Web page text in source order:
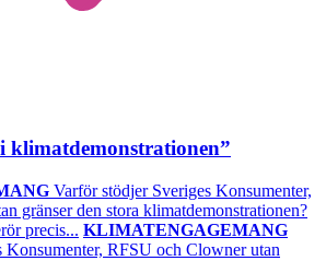
klimatdemonstrationen”
Varför stödjer Sveriges Konsumenter,
gränser den stora klimatdemonstrationen?
precis... KLIMATENGAGEMANG
Konsumenter, RFSU och Clowner utan